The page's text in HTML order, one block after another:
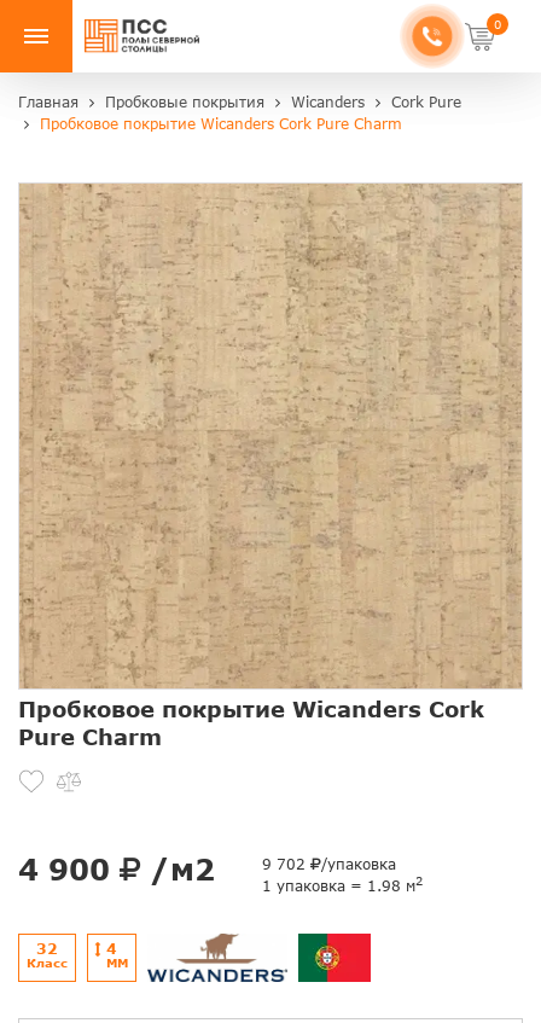
0
Главная Пробковые покрытия Wicanders
Cork Pure
Пробковое покрытие Wicanders Cork Pure Charm
Пробковое покрытие Wicanders Cork
Pure Charm
4 900 /м2 9 702
/упаковка
1 упаковка = 1.98 м2
32
Класс
4
ММ